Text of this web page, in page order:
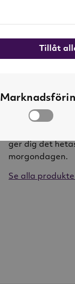
Tillåt
Löfbergs letar
kaffeälskare
ger dig det
morgondagen.
Se alla